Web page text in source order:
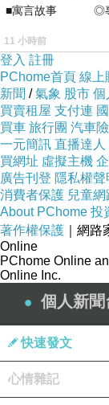
■寓言故事 ◎專
⊕潘
之谷」裡——
11 小時前
登入 註冊
PChome首頁 線上
新聞 /氣象 股市 個
買賣租屋 支付連
買車 旅行團 汽車
一元簡訊 直播達人
買網址 虛擬主機
廣告刊登 隱私權聲
消費者保護 兒童
About PChome 投
著作權保護 ｜網
Online
PChome Online
Online Inc.
個人新聞
快速發文
心情雜記